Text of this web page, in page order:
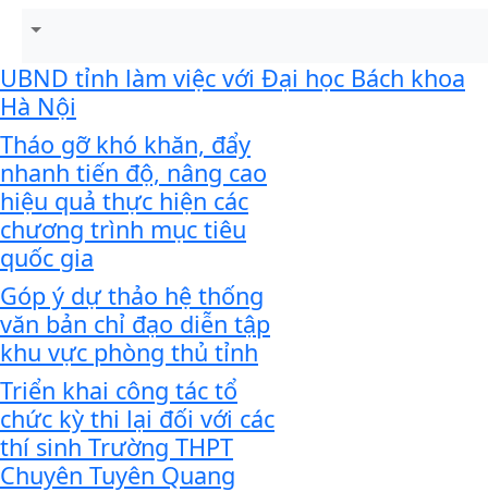
UBND tỉnh làm việc với Đại học Bách khoa
Hà Nội
Tháo gỡ khó khăn, đẩy
nhanh tiến độ, nâng cao
hiệu quả thực hiện các
chương trình mục tiêu
quốc gia
Góp ý dự thảo hệ thống
văn bản chỉ đạo diễn tập
khu vực phòng thủ tỉnh
Triển khai công tác tổ
chức kỳ thi lại đối với các
thí sinh Trường THPT
Chuyên Tuyên Quang